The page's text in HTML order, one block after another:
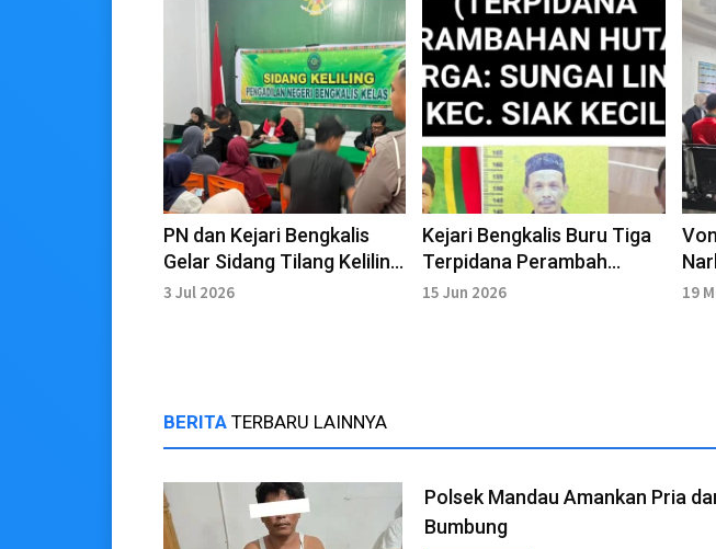
PN dan Kejari Bengkalis
Gelar Sidang Tilang Keliling
di Mandau
3 Jul 2026
Kejari Bengkalis Buru Tiga
Terpidana Perambah
Hutan
15 Jun 2026 19
BERITA TERBARU LAINNYA
Polsek Mandau Amankan Pria
Bumbung